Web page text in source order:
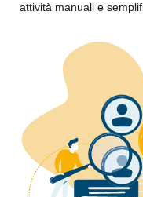
attività manuali e